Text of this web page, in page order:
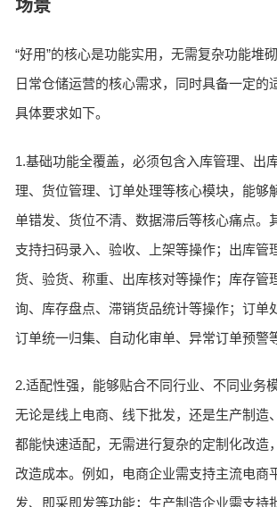
场景
“好用”的核心是功能实用，无需复杂功能堆
日常仓储运营的核心需求，同时具备一定的
具体要求如下。
1.基础功能全覆盖，必须包含入库管理、出
理、货位管理、订单处理等核心模块，能够
单错发、货位不清、数据滞后等核心痛点。
支持扫码录入、验收、上架等操作；出库管
货、验货、称重、出库核对等操作；库存管
询、库存盘点、滞销货品统计等操作；订单
订单统一归集、自动化审单、异常订单预警
2.适配性强，能够贴合不同行业、不同业务
无论是线上电商、线下批发，还是生产制造
都能快速适配，无需进行复杂的定制化改造
改造成本。例如，电商企业需支持主流电商
发、即采即发等功能；生产制造企业需支持